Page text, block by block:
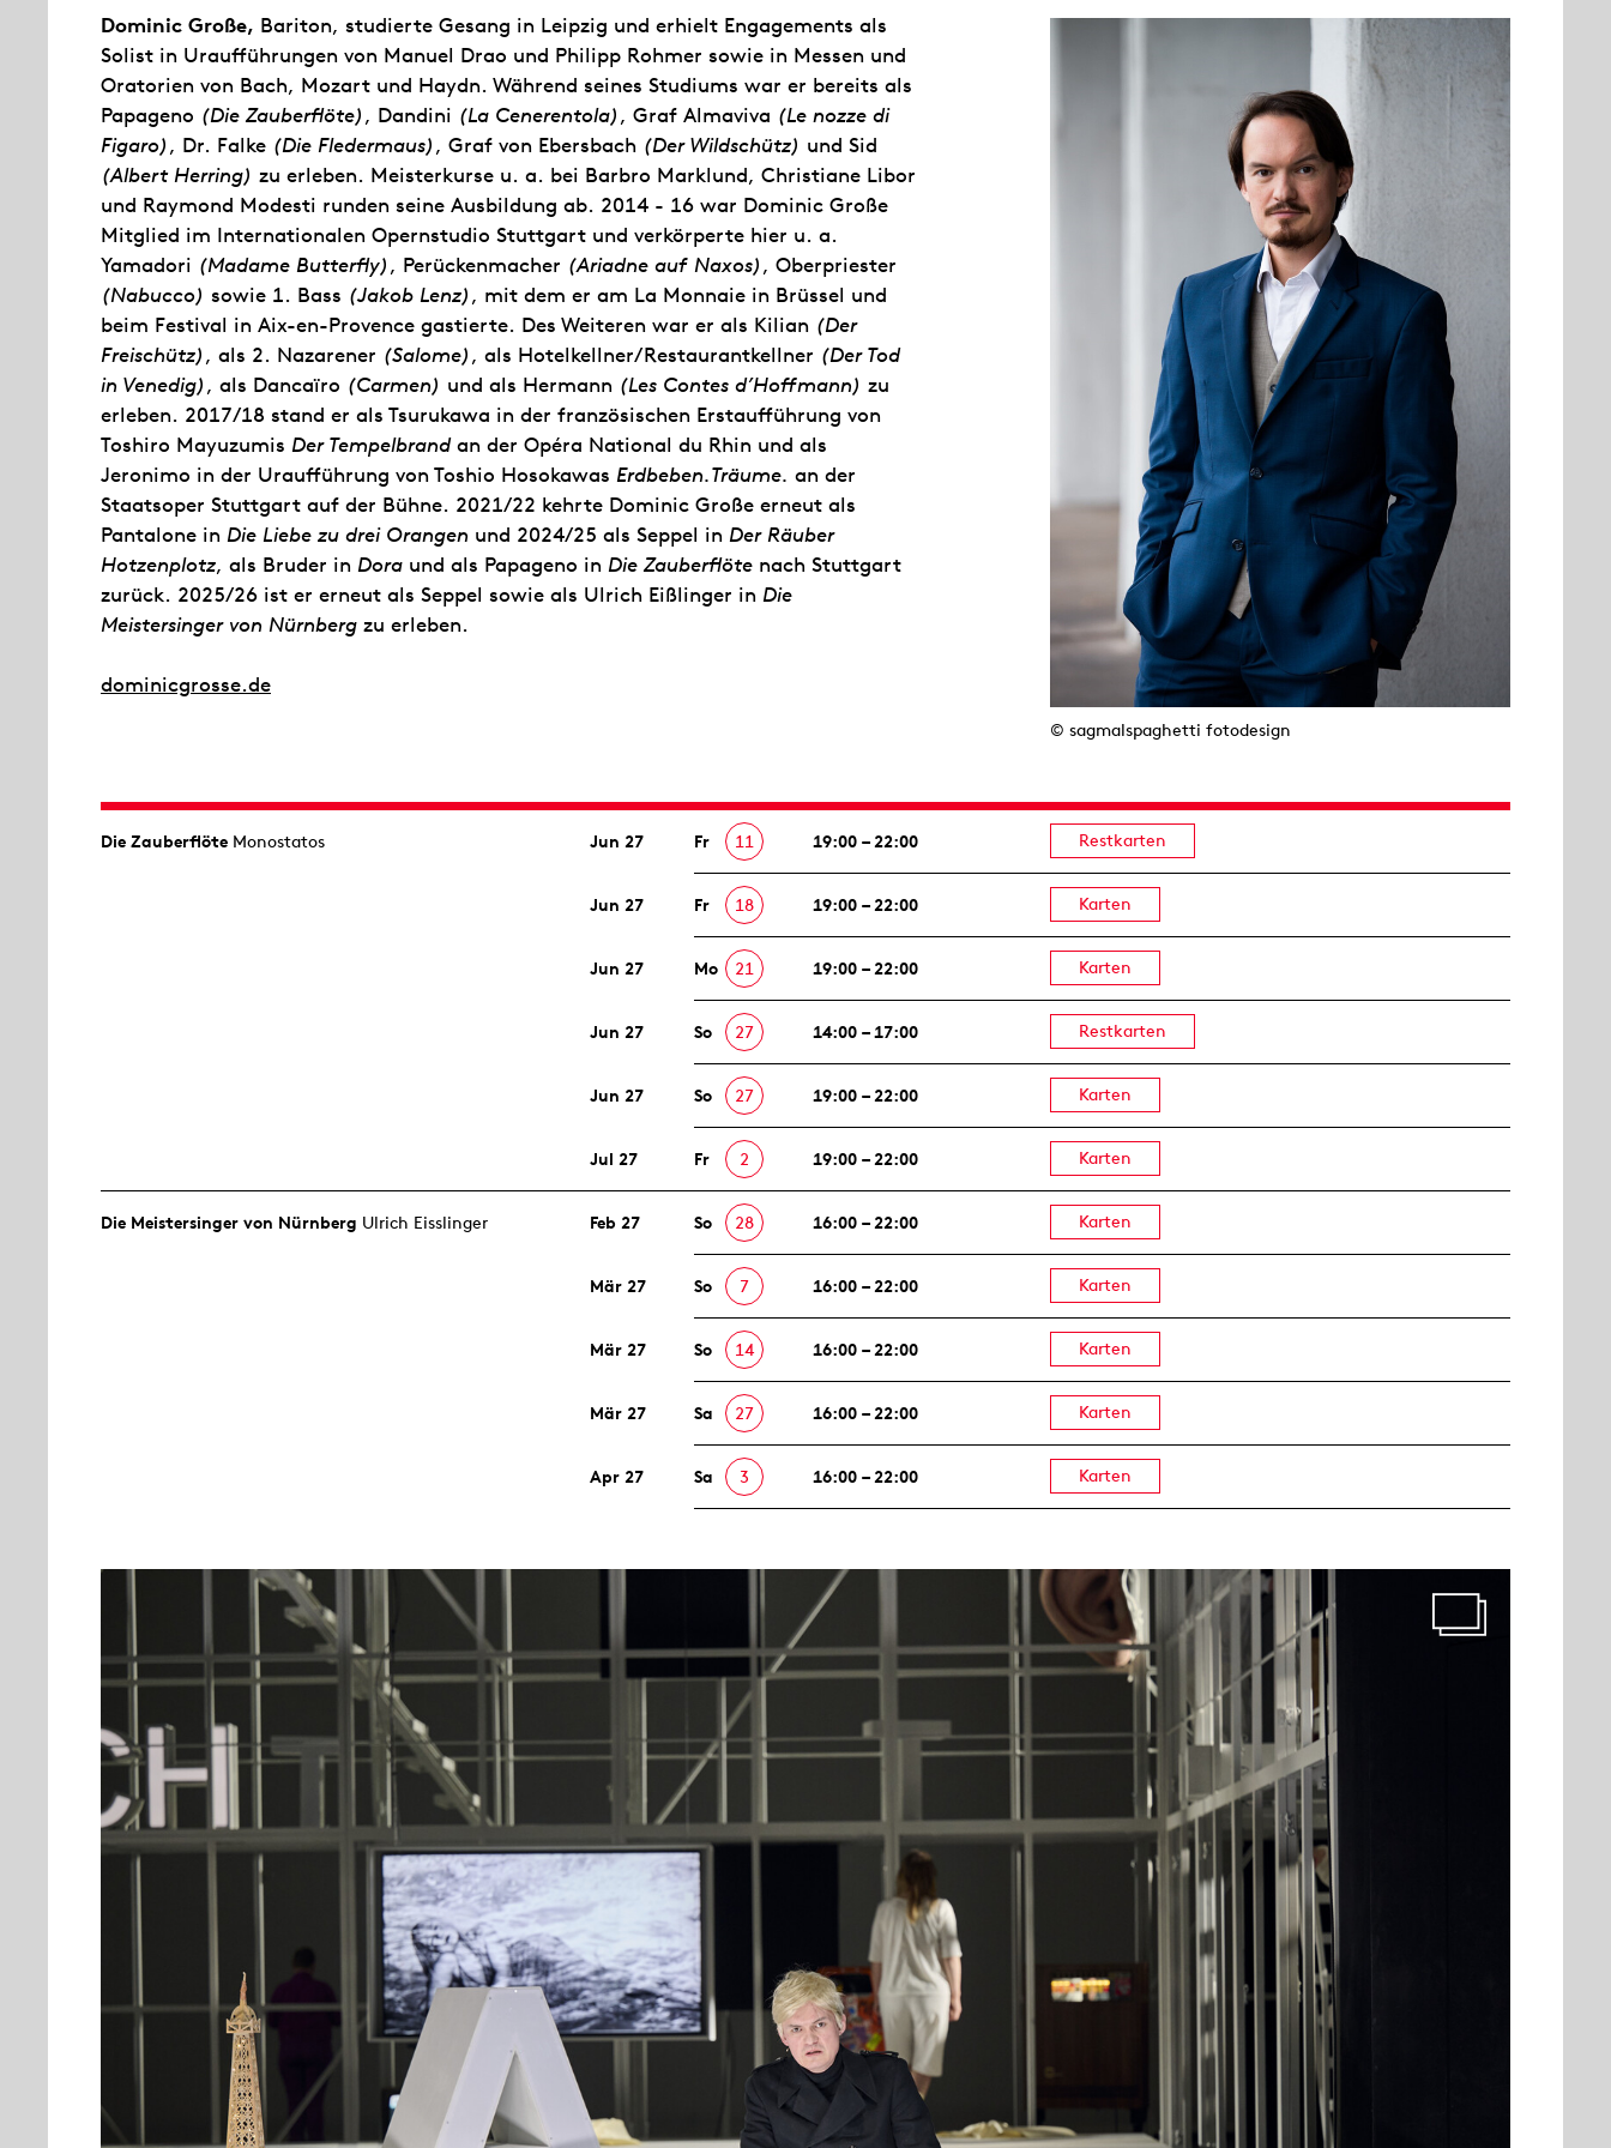
Dominic Große, Bariton, studierte Gesang in Leipzig und erhielt Engagements als
Solist in Uraufführungen von Manuel Drao und Philipp Rohmer sowie in Messen und
Oratorien von Bach, Mozart und Haydn. Während seines Studiums war er bereits als
Papageno (Die Zauberflöte), Dandini (La Cenerentola), Graf Almaviva (Le nozze di
Figaro), Dr. Falke (Die Fledermaus), Graf von Ebersbach (Der Wildschütz) und Sid
(Albert Herring) zu erleben. Meisterkurse u. a. bei Barbro Marklund, Christiane Libor
und Raymond Modesti runden seine Ausbildung ab. 2014 - 16 war Dominic Große
Mitglied im Internationalen Opernstudio Stuttgart und verkörperte hier u. a.
Yamadori (Madame Butterfly), Perückenmacher (Ariadne auf Naxos), Oberpriester
(Nabucco) sowie 1. Bass (Jakob Lenz), mit dem er am La Monnaie in Brüssel und
beim Festival in Aix-en-Provence gastierte. Des Weiteren war er als Kilian (Der
Freischütz), als 2. Nazarener (Salome), als Hotelkellner/Restaurantkellner (Der Tod
in Venedig), als Dancaïro (Carmen) und als Hermann (Les Contes d’Hoffmann) zu
erleben. 2017/18 stand er als Tsurukawa in der französischen Erstaufführung von
Toshiro Mayuzumis Der Tempelbrandan der Opéra National du Rhin und als
Jeronimo in der Uraufführung von Toshio Hosokawas Erdbeben.Träume. an der
Staatsoper Stuttgart auf der Bühne. 2021/22 kehrte Dominic Große erneut als
Pantalone in Die Liebe zu drei Orangen und 2024/25 als Seppel in Der Räuber
Hotzenplotz, als Bruder in Dora und als Papageno in Die Zauberflöte nach Stuttgart
zurück. 2025/26 ist er erneut als Seppel sowie als Ulrich Eißlinger in Die
Meistersinger von Nürnberg zu erleben.
dominicgrosse.de
© sagmalspaghetti fotodesign
Die Zauberflöte Monostatos Jun 27 Fr 11 19:00 – 22:00 Restkarten
Jun 27 Fr 18 19:00 – 22:00 Karten
Jun 27 Mo 21 19:00 – 22:00 Karten
Jun 27 So 27 14:00 – 17:00 Restkarten
Jun 27 So 27 19:00 – 22:00 Karten
Jul 27 Fr 2 19:00 – 22:00 Karten
Die Meistersinger von Nürnberg Ulrich Eisslinger Feb 27 So 28 16:00 – 22:00 Karten
Mär 27 So 7 16:00 – 22:00 Karten
Mär 27 So 14 16:00 – 22:00 Karten
Mär 27 Sa 27 16:00 – 22:00 Karten
Apr 27 Sa 3 16:00 – 22:00 Karten